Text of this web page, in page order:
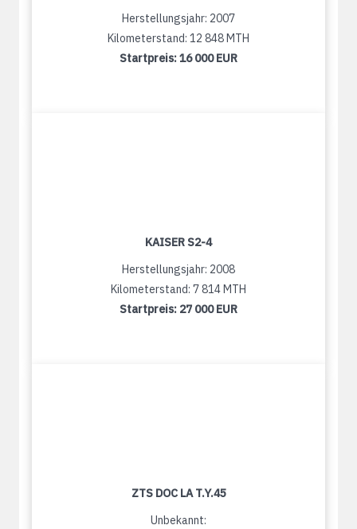
Herstellungsjahr: 2007
Kilometerstand: 12 848 MTH
Startpreis:16 000 EUR
KAISER S2-4
Herstellungsjahr: 2008
Kilometerstand: 7 814 MTH
Startpreis: 27 000 EUR
ZTS DOC LA T.Y.45
Unbekannt: